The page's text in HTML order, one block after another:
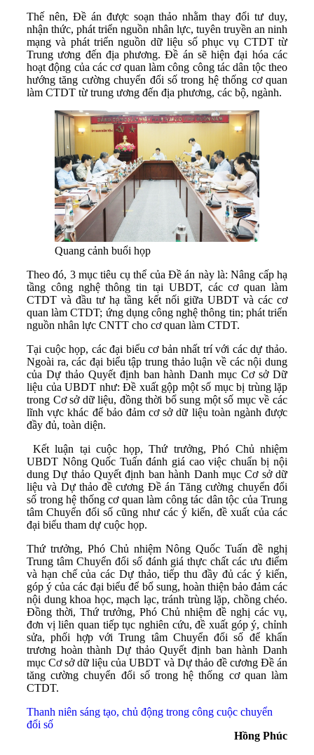
Thế nên, Đề án được soạn thảo nhằm thay đổi tư duy,
nhận thức, phát triển nguồn nhân lực, tuyên truyền an ninh
mạng và phát triển nguồn dữ liệu số phục vụ CTDT từ
Trung ương đến địa phương. Đề án sẽ hiện đại hóa các
hoạt động của các cơ quan làm công công tác dân tộc theo
hướng tăng cường chuyển đổi số trong hệ thống cơ quan
làm CTDT từ trung ương đến địa phương, các bộ, ngành.
Quang cảnh buổi họp
Theo đó, 3 mục tiêu cụ thể của Đề án này là: Nâng cấp hạ
tầng công nghệ thông tin tại UBDT, các cơ quan làm
CTDT và đầu tư hạ tầng kết nối giữa UBDT và các cơ
quan làm CTDT; ứng dụng công nghệ thông tin; phát triển
nguồn nhân lực CNTT cho cơ quan làm CTDT.
Tại cuộc họp, các đại biểu cơ bản nhất trí với các dự thảo.
Ngoài ra, các đại biểu tập trung thảo luận về các nội dung
của Dự thảo Quyết định ban hành Danh mục Cơ sở Dữ
liệu của UBDT như: Đề xuất gộp một số mục bị trùng lặp
trong Cơ sở dữ liệu, đồng thời bổ sung một số mục về các
lĩnh vực khác để bảo đảm cơ sở dữ liệu toàn ngành được
đầy đủ, toàn diện.
Kết luận tại cuộc họp, Thứ trưởng, Phó Chủ nhiệm
UBDT Nông Quốc Tuấn đánh giá cao việc chuẩn bị nội
dung Dự thảo Quyết định ban hành Danh mục Cơ sở dữ
liệu và Dự thảo đề cương Đề án Tăng cường chuyển đổi
số trong hệ thống cơ quan làm công tác dân tộc của Trung
tâm Chuyển đổi số cũng như các ý kiến, đề xuất của các
đại biểu tham dự cuộc họp.
Thứ trưởng, Phó Chủ nhiệm Nông Quốc Tuấn đề nghị
Trung tâm Chuyển đổi số đánh giá thực chất các ưu điểm
và hạn chế của các Dự thảo, tiếp thu đầy đủ các ý kiến,
góp ý của các đại biểu để bổ sung, hoàn thiện bảo đảm các
nội dung khoa học, mạch lạc, tránh trùng lặp, chồng chéo.
Đồng thời, Thứ trưởng, Phó Chủ nhiệm đề nghị các vụ,
đơn vị liên quan tiếp tục nghiên cứu, đề xuất góp ý, chỉnh
sửa, phối hợp với Trung tâm Chuyển đổi số để khẩn
trương hoàn thành Dự thảo Quyết định ban hành Danh
mục Cơ sở dữ liệu của UBDT và Dự thảo đề cương Đề án
tăng cường chuyển đổi số trong hệ thống cơ quan làm
CTDT.
Thanh niên sáng tạo, chủ động trong công cuộc chuyển
đổi số
Hồng Phúc